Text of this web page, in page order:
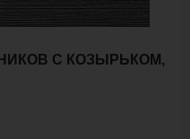
С КОЗЫРЬКОМ,